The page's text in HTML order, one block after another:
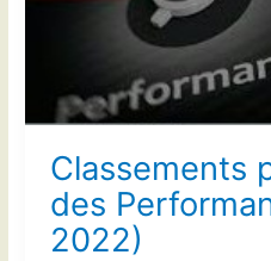
Classements
des
2022)